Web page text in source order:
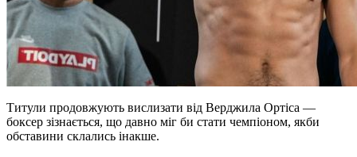
Титули продовжують вислизати від Верджила Ортіса —
боксер зізнається, що давно міг би стати чемпіоном, якби
обставини склались інакше.